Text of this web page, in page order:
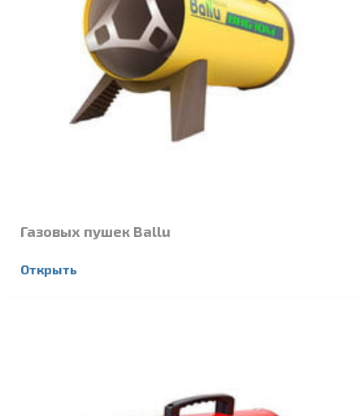
Газовых пушек Ballu
Открыть